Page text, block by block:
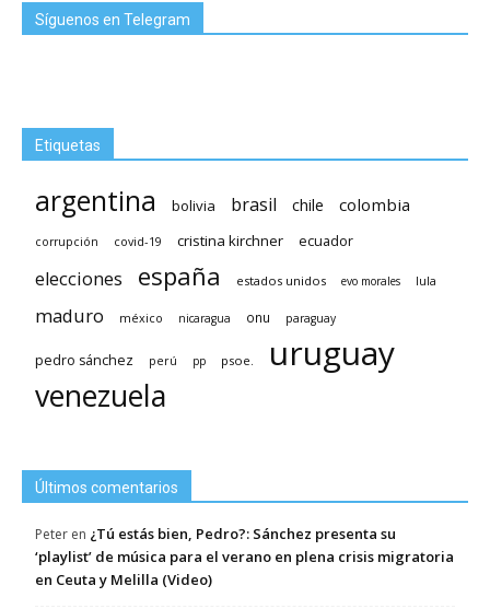
Síguenos en Telegram
Etiquetas
argentina bolivia brasil chile colombia
corrupción covid-19 cristina kirchner ecuador
elecciones españa estados unidos evo morales lula
maduro méxico nicaragua onu paraguay
pedro sánchez perú pp psoe. uruguay
venezuela
Últimos comentarios
Peter en ¿Tú estás bien, Pedro?: Sánchez presenta su
‘playlist’ de música para el verano en plena crisis migratoria
en Ceuta y Melilla (Video)